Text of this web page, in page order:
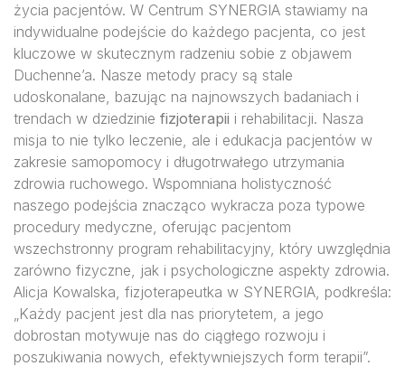
życia pacjentów. W Centrum SYNERGIA stawiamy na
indywidualne podejście do każdego pacjenta, co jest
kluczowe w skutecznym radzeniu sobie z objawem
Duchenne’a. Nasze metody pracy są stale
udoskonalane, bazując na najnowszych badaniach i
trendach w dziedzinie fizjoterapii i rehabilitacji. Nasza
misja to nie tylko leczenie, ale i edukacja pacjentów w
zakresie samopomocy i długotrwałego utrzymania
zdrowia ruchowego. Wspomniana holistyczność
naszego podejścia znacząco wykracza poza typowe
procedury medyczne, oferując pacjentom
wszechstronny program rehabilitacyjny, który uwzględnia
zarówno fizyczne, jak i psychologiczne aspekty zdrowia.
Alicja Kowalska, fizjoterapeutka w SYNERGIA, podkreśla:
„Każdy pacjent jest dla nas priorytetem, a jego
dobrostan motywuje nas do ciągłego rozwoju i
poszukiwania nowych, efektywniejszych form terapii”.